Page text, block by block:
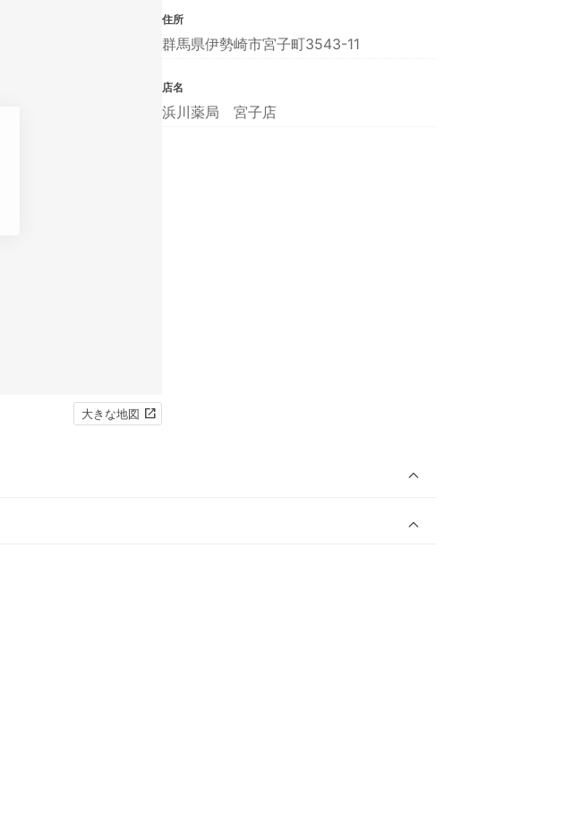
大きな地図
住所
群馬県伊勢崎市宮子町3543-11
店名
浜川薬局 宮子店